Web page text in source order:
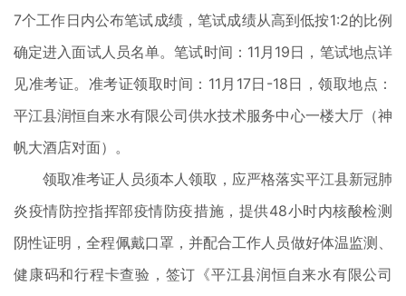
7个工作日内公布笔试成绩，笔试成绩从高到低按1:2的比例
确定进入面试人员名单。笔试时间：11月19日，笔试地点详
见准考证。准考证领取时间：11月17日-18日，领取地点：
平江县润恒自来水有限公司供水技术服务中心一楼大厅（神
帆大酒店对面）。
领取准考证人员须本人领取，应严格落实平江县新冠肺
炎疫情防控指挥部疫情防疫措施，提供48小时内核酸检测
阴性证明，全程佩戴口罩，并配合工作人员做好体温监测、
健康码和行程卡查验，签订《平江县润恒自来水有限公司